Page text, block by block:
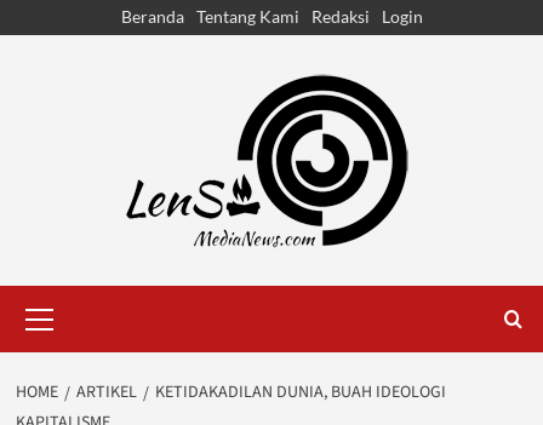
Beranda Tentang Kami Redaksi Login
Menu
HOME ARTIKEL
KETIDAKADILAN DUNIA, BUAH IDEOLOGI